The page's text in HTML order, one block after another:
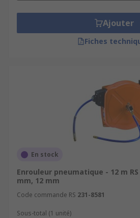
Ajouter
Fiches
En stock
Enrouleur pneumatique - 12 m
mm, 12 mm
Code commande RS 231-8581
Sous-total (1 unité)